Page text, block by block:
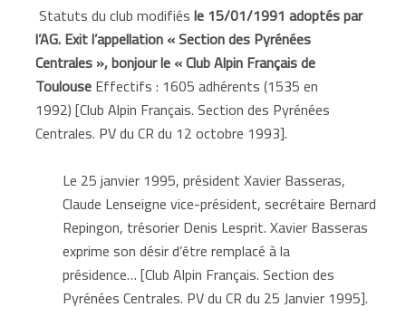
Statuts du club modifiésle 15/01/1991 adoptés par
l’AG. Exit l’appellation « Section des Pyrénées
Centrales », bonjour le « Club Alpin Français de
ToulouseEffectifs : 1605 adhérents (1535 en
1992) [Club Alpin Français. Section des Pyrénées
Centrales. PV du CR du 12 octobre 1993].
Le 25 janvier 1995, président Xavier Basseras,
Claude Lenseigne vice-président, secrétaire Bernard
Repingon, trésorier Denis Lesprit. Xavier Basseras
exprime son désir d’être remplacé à la
présidence… [Club Alpin Français. Section des
Pyrénées Centrales. PV du CR du 25 Janvier 1995].